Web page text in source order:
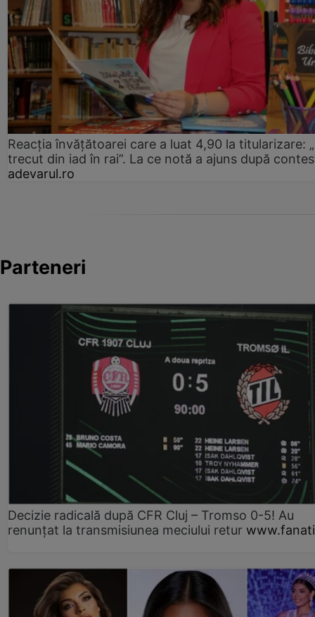
Reacția învățătoarei care a luat 4,90 la titularizare:
trecut din iad în rai”. La ce notă a ajuns după
adevarul.ro
Parteneri
Decizie radicală după CFR Cluj – Tromso 0-5! Au
renunțat la transmisiunea meciului retur